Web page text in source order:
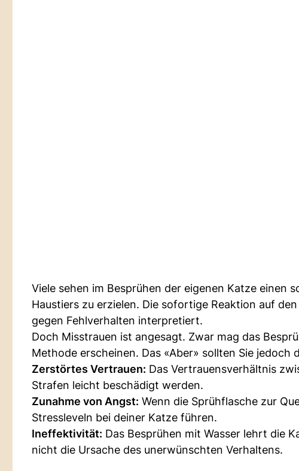
Viele sehen im Besprühen der eigenen Katze einen
Haustiers zu erzielen. Die sofortige Reaktion auf
gegen Fehlverhalten interpretiert.
Doch Misstrauen ist angesagt. Zwar mag das
Methode erscheinen. Das «Aber» sollten Sie jedoch
Zerstörtes Vertrauen: Das Vertrauensverhältnis
Strafen leicht beschädigt werden.
Zunahme von Angst: Wenn die Sprühflasche zur
Stressleveln bei deiner Katze führen.
Ineffektivität: Das Besprühen mit Wasser lehrt die
nicht die Ursache des unerwünschten Verhaltens.